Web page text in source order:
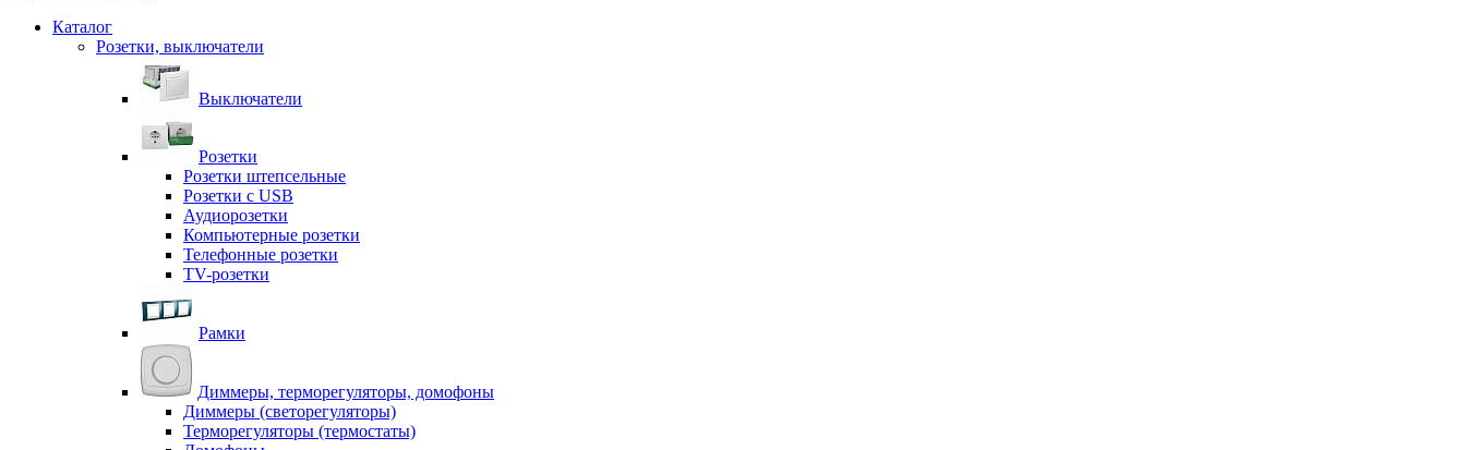
Каталог
Розетки, выключатели
Выключатели
Розетки
Розетки штепсельные
Розетки с USB
Аудиорозетки
Компьютерные розетки
Телефонные розетки
TV-розетки
Рамки
Диммеры, терморегуляторы, домофоны
Диммеры (светорегуляторы)
Терморегуляторы (термостаты)